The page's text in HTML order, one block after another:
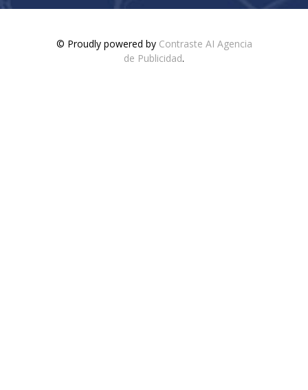
© Proudly powered by Contraste AI Agencia
de Publicidad.